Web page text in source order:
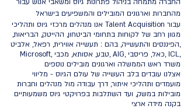
מהחברות וארגונים המובילים והמשפיעים בישראל
אנו מנהלים מרכזי גיוס ותהליכי Talent Acquisition עבור
מגוון רחב של לקוחות בתחומי הביטחון, ההייטק, הבריאות,
הפיננסים והתעשייה, בהם : תעשייה אווירית, רפאל, אלביט,
Microsoft, טבע, אסותא, מכבי, AIG, כאל, פריסבי, ICL,
משרד ראש הממשלה וארגונים מובילים נוספים
אצלנו עובדים בלב העשייה של עולם הגיוס - מליווי
מועמדים ותהליכי איתור, דרך עבודה מול מנהלים וחברות
מובילות במשק, ועד השתלבות בפרויקטי גיוס משמעותיים
בקנה מידה ארצי